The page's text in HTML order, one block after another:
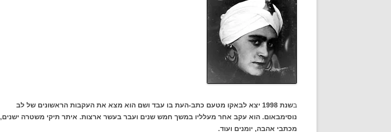
ב
שנת 1998 יצא לבאקו מטעם כתב-העת בו עבד ושם הוא מצא את העקבות הראשונים של לב
נוסימבאום. הוא עקב אחר מעלליו במשך חמש שנים ועבר בעשר ארצות. איתר תיקי משטרה ישנים,
מכתבי אהבה, יומנים ועוד.